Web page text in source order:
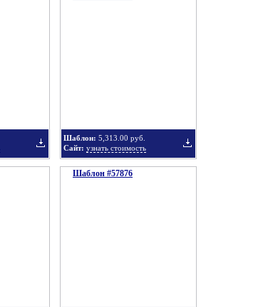
Шаблон: 5,313.00 руб.
Сайт: узнать стоимость
Шаблон #57876